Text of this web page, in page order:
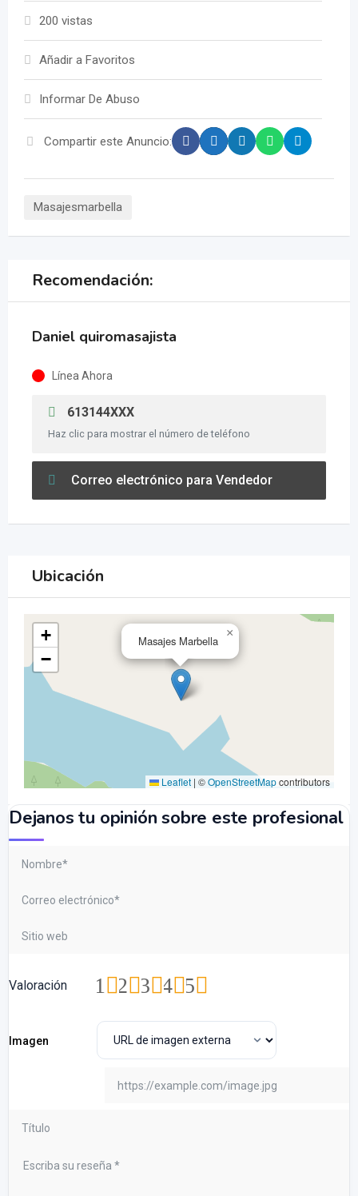
200 vistas
Añadir a Favoritos
Informar De Abuso
Compartir este Anuncio:
Masajesmarbella
Recomendación:
Daniel quiromasajista
Línea Ahora
613144XXX
Haz clic para mostrar el número de teléfono
Correo electrónico para Vendedor
Ubicación
Masajes Marbella
×
+
−
Leaflet | ©OpenStreetMapcontributors
Dejanos tu opinión sobre este profesional
Valoración 5
4
3
2
1
Imagen